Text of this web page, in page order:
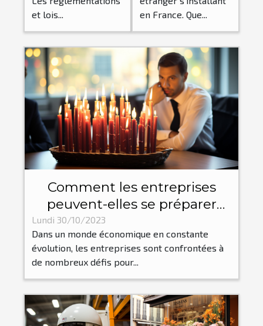
et lois...
en France. Que...
Comment les entreprises
peuvent-elles se préparer
pour les flux et reflux
économiques?
Lundi 30/10/2023
Dans un monde économique en constante
évolution, les entreprises sont confrontées à
de nombreux défis pour...